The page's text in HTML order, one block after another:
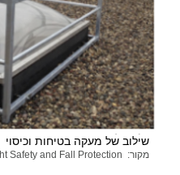
שילוב של מעקה בטיחות וכיסוי
מקור: Skylight Safety and Fall Protection